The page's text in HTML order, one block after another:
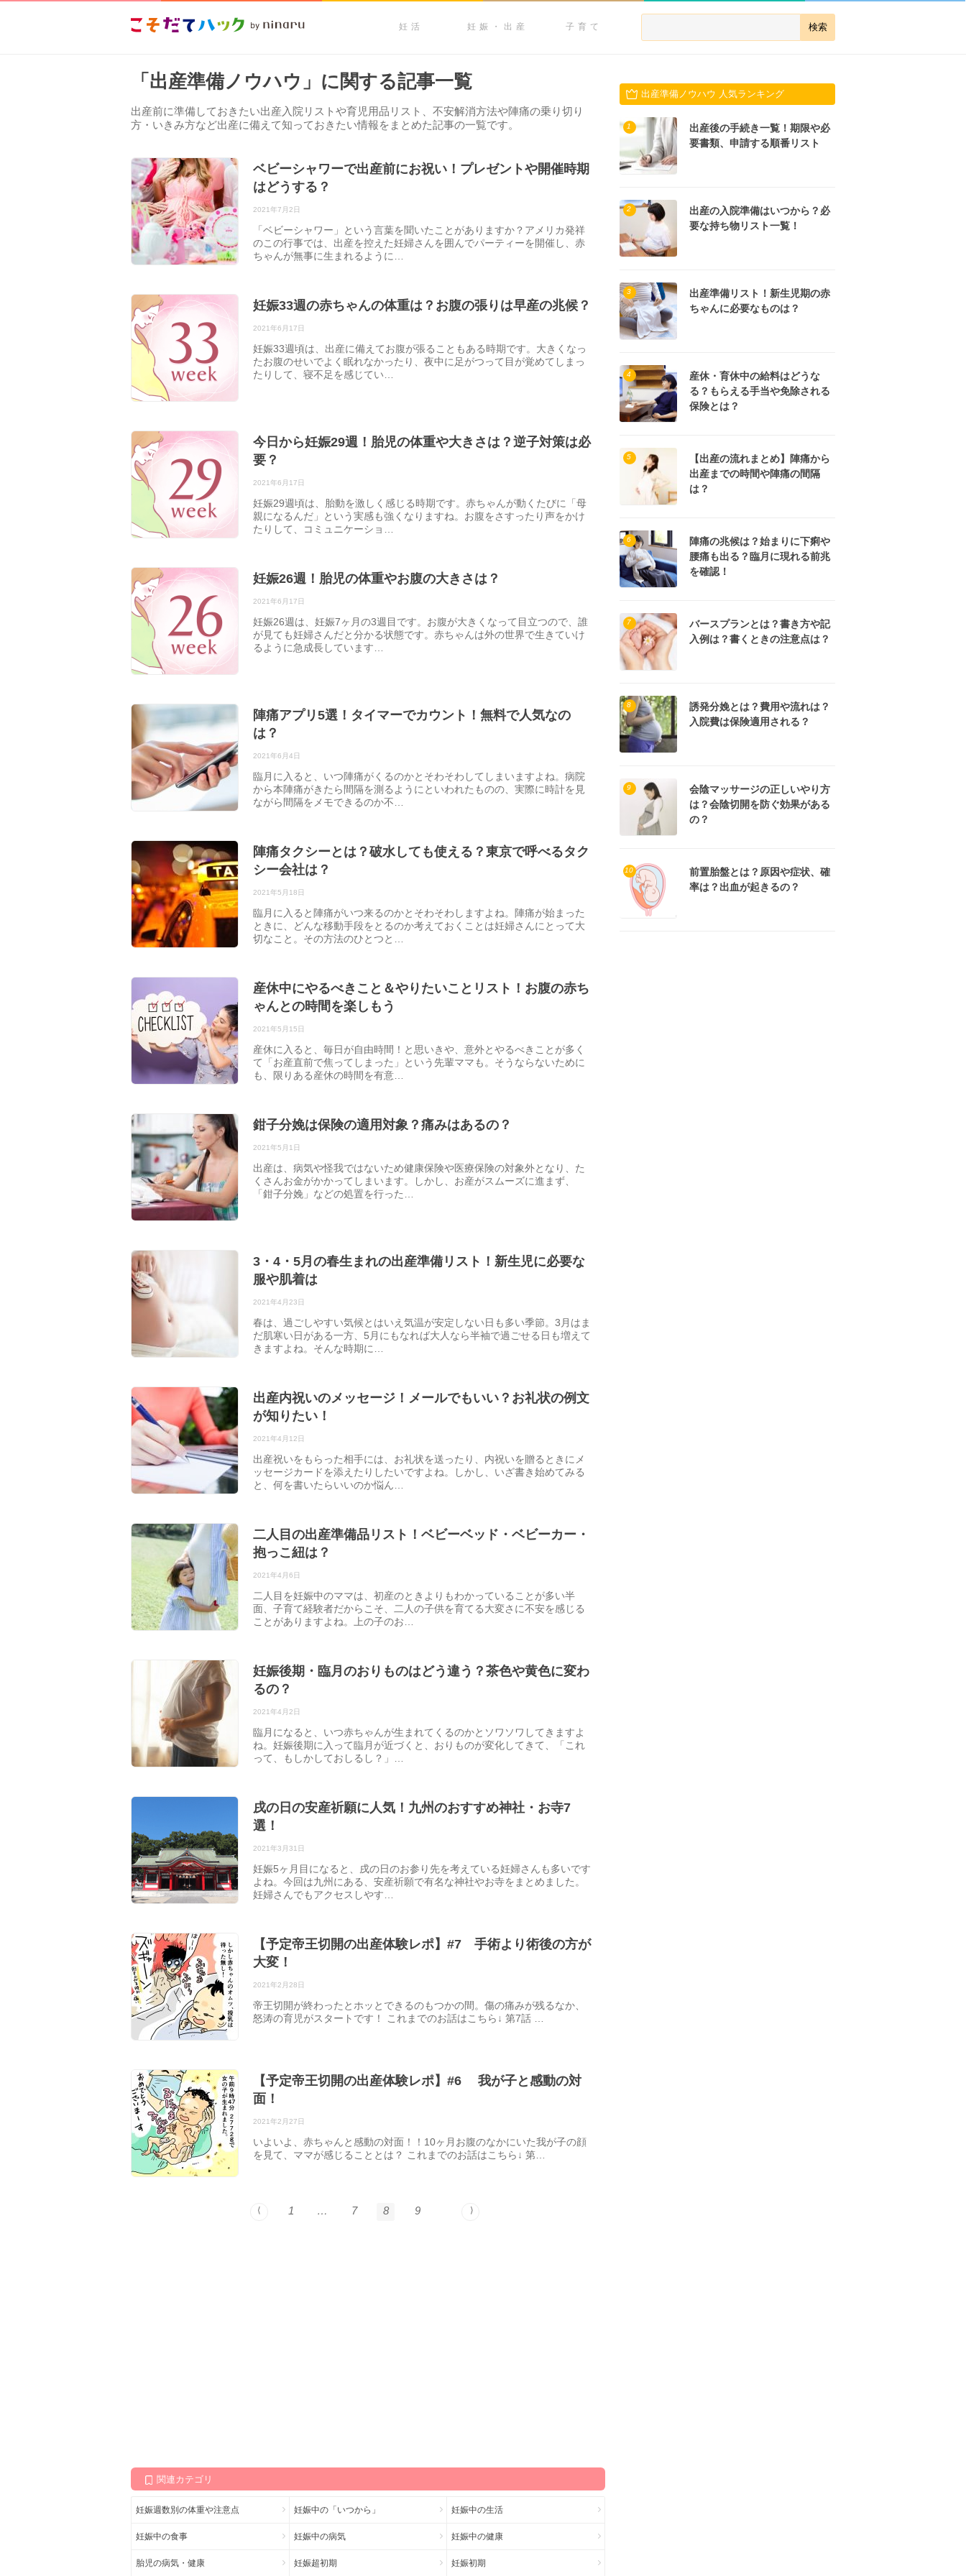
妊活 妊娠・出産 子育て
「出産準備ノウハウ」に関する記事一覧
出産前に準備しておきたい出産入院リストや育児用品リスト、不安解消方法や陣痛の乗り切り
方・いきみ方など出産に備えて知っておきたい情報をまとめた記事の一覧です。
ベビーシャワーで出産前にお祝い！プレゼントや開催時期
はどうする？
2021年7月2日
「ベビーシャワー」という言葉を聞いたことがありますか？アメリカ発祥
のこの行事では、出産を控えた妊婦さんを囲んでパーティーを開催し、赤
ちゃんが無事に生まれるように…
妊娠33週の赤ちゃんの体重は？お腹の張りは早産の兆候？
2021年6月17日
妊娠33週頃は、出産に備えてお腹が張ることもある時期です。大きくなっ
たお腹のせいでよく眠れなかったり、夜中に足がつって目が覚めてしまっ
たりして、寝不足を感じてい…
今日から妊娠29週！胎児の体重や大きさは？逆子対策は必
要？
2021年6月17日
妊娠29週頃は、胎動を激しく感じる時期です。赤ちゃんが動くたびに「母
親になるんだ」という実感も強くなりますね。お腹をさすったり声をかけ
たりして、コミュニケーショ…
妊娠26週！胎児の体重やお腹の大きさは？
2021年6月17日
妊娠26週は、妊娠7ヶ月の3週目です。お腹が大きくなって目立つので、誰
が見ても妊婦さんだと分かる状態です。赤ちゃんは外の世界で生きていけ
るように急成長しています…
陣痛アプリ5選！タイマーでカウント！無料で人気なの
は？
2021年6月4日
臨月に入ると、いつ陣痛がくるのかとそわそわしてしまいますよね。病院
から本陣痛がきたら間隔を測るようにといわれたものの、実際に時計を見
ながら間隔をメモできるのか不…
陣痛タクシーとは？破水しても使える？東京で呼べるタク
シー会社は？
2021年5月18日
臨月に入ると陣痛がいつ来るのかとそわそわしますよね。陣痛が始まった
ときに、どんな移動手段をとるのか考えておくことは妊婦さんにとって大
切なこと。その方法のひとつと…
産休中にやるべきこと＆やりたいことリスト！お腹の赤ち
ゃんとの時間を楽しもう
2021年5月15日
産休に入ると、毎日が自由時間！と思いきや、意外とやるべきことが多く
て「お産直前で焦ってしまった」という先輩ママも。そうならないために
も、限りある産休の時間を有意…
鉗子分娩は保険の適用対象？痛みはあるの？
2021年5月1日
出産は、病気や怪我ではないため健康保険や医療保険の対象外となり、た
くさんお金がかかってしまいます。しかし、お産がスムーズに進まず、
「鉗子分娩」などの処置を行った…
3・4・5月の春生まれの出産準備リスト！新生児に必要な
服や肌着は
2021年4月23日
春は、過ごしやすい気候とはいえ気温が安定しない日も多い季節。3月はま
だ肌寒い日がある一方、5月にもなれば大人なら半袖で過ごせる日も増えて
きますよね。そんな時期に…
出産内祝いのメッセージ！メールでもいい？お礼状の例文
が知りたい！
2021年4月12日
出産祝いをもらった相手には、お礼状を送ったり、内祝いを贈るときにメ
ッセージカードを添えたりしたいですよね。しかし、いざ書き始めてみる
と、何を書いたらいいのか悩ん…
二人目の出産準備品リスト！ベビーベッド・ベビーカー・
抱っこ紐は？
2021年4月6日
二人目を妊娠中のママは、初産のときよりもわかっていることが多い半
面、子育て経験者だからこそ、二人の子供を育てる大変さに不安を感じる
ことがありますよね。上の子のお…
妊娠後期・臨月のおりものはどう違う？茶色や黄色に変わ
るの？
2021年4月2日
臨月になると、いつ赤ちゃんが生まれてくるのかとソワソワしてきますよ
ね。妊娠後期に入って臨月が近づくと、おりものが変化してきて、「これ
って、もしかしておしるし？」…
戌の日の安産祈願に人気！九州のおすすめ神社・お寺7
選！
2021年3月31日
妊娠5ヶ月目になると、戌の日のお参り先を考えている妊婦さんも多いです
よね。今回は九州にある、安産祈願で有名な神社やお寺をまとめました。
妊婦さんでもアクセスしやす…
【予定帝王切開の出産体験レポ】#7 手術より術後の方が
大変！
2021年2月28日
帝王切開が終わったとホッとできるのもつかの間。傷の痛みが残るなか、
怒涛の育児がスタートです！ これまでのお話はこちら↓ 第7話 …
【予定帝王切開の出産体験レポ】#6 我が子と感動の対
面！
2021年2月27日
いよいよ、赤ちゃんと感動の対面！！10ヶ月お腹のなかにいた我が子の顔
を見て、ママが感じることとは？ これまでのお話はこちら↓ 第…
⟨ 1 … 7 8 9 ⟩
関連カテゴリ
妊娠週数別の体重や注意点 妊娠中の「いつから」 妊娠中の生活
妊娠中の食事 妊娠中の病気 妊娠中の健康
胎児の病気・健康 妊娠超初期 妊娠初期
出産準備ノウハウ 人気ランキング
1
出産後の手続き一覧！期限や必
要書類、申請する順番リスト
2
出産の入院準備はいつから？必
要な持ち物リスト一覧！
3
出産準備リスト！新生児期の赤
ちゃんに必要なものは？
4
産休・育休中の給料はどうな
る？もらえる手当や免除される
保険とは？
5
【出産の流れまとめ】陣痛から
出産までの時間や陣痛の間隔
は？
6
陣痛の兆候は？始まりに下痢や
腰痛も出る？臨月に現れる前兆
を確認！
7
バースプランとは？書き方や記
入例は？書くときの注意点は？
8
誘発分娩とは？費用や流れは？
入院費は保険適用される？
9
会陰マッサージの正しいやり方
は？会陰切開を防ぐ効果がある
の？
10
前置胎盤とは？原因や症状、確
率は？出血が起きるの？